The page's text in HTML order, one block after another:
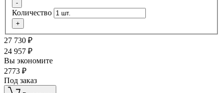
-
Количество
+
27 730 ₽
24 957 ₽
Вы экономите
2773 ₽
Под заказ